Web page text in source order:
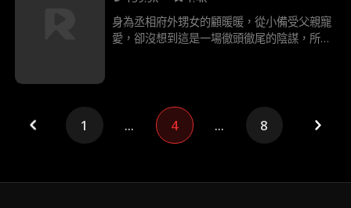
出軌，並且還有了孩子。
身為丞相府外甥女的顧暖暖，從小備受父親寵
愛，卻沒想到這是一場徹頭徹尾的陰謀，所有
才，渣爹受盡丞相府恩惠，而待他青雲直上之
時，卻是滅了丞相府滿門，重活一世，顧暖暖
決心再不願成他人之靶，再不願讓親人離世。
1 ... 4 ... 8